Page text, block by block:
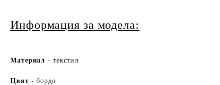
Информация за модела:
Материал- текстил
Цвят - бордо